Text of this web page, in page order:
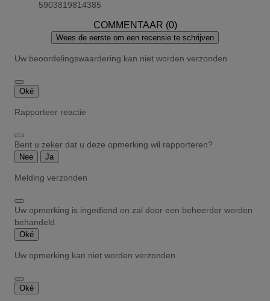
5903819814385
COMMENTAAR (0)
Wees de eerste om een recensie te schrijven
Uw beoordelingswaardering kan niet worden verzonden
Oké
Rapporteer reactie
Bent u zeker dat u deze opmerking wil rapporteren?
Nee Ja
Melding verzonden
Uw opmerking is ingediend en zal door een beheerder worden
behandeld.
Oké
Uw opmerking kan niet worden verzonden
Oké